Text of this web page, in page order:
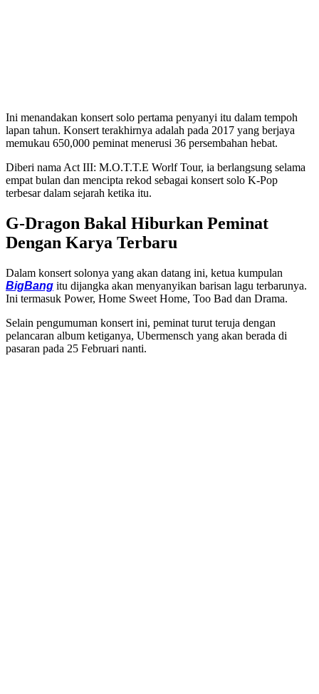
Ini menandakan konsert solo pertama penyanyi itu dalam tempoh
lapan tahun. Konsert terakhirnya adalah pada 2017 yang berjaya
memukau 650,000 peminat menerusi 36 persembahan hebat.
Diberi nama Act III: M.O.T.T.E Worlf Tour, ia berlangsung selama
empat bulan dan mencipta rekod sebagai konsert solo K-Pop
terbesar dalam sejarah ketika itu.
G-Dragon Bakal Hiburkan Peminat
Dengan Karya Terbaru
Dalam konsert solonya yang akan datang ini, ketua kumpulan
BigBang itu dijangka akan menyanyikan barisan lagu terbarunya.
Ini termasuk Power, Home Sweet Home, Too Bad dan Drama.
Selain pengumuman konsert ini, peminat turut teruja dengan
pelancaran album ketiganya, Ubermensch yang akan berada di
pasaran pada 25 Februari nanti.